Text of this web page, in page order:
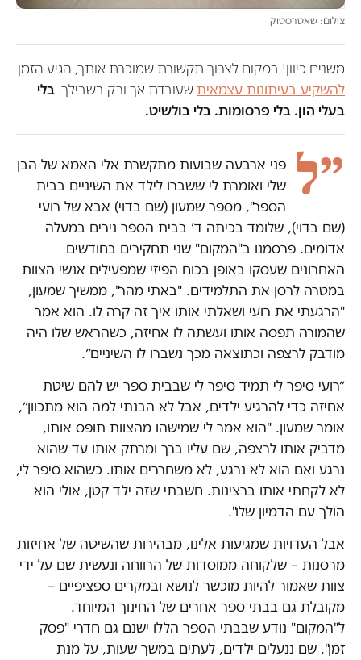
צילום: שאטרסטוק
משנים כיוון! במקום לצרוך תקשורת שמוכרת אותך, הגיע הזמן
להשקיע בעיתונות עצמאיתשעובדת אך ורק בשבילך. בלי
בעלי הון. בלי פרסומות. בלי בולשיט.
״ל פני ארבעה שבועות מתקשרת אלי האמא של הבן
שלי ואומרת לי ששברו לילד את השיניים בבית
הספר", מספר שמעון (שם בדוי) אבא של רועי
(שם בדוי), שלומד בכיתה ד׳ בבית הספר נירים במעלה
אדומים. פרסמנו ב"המקום" שני תחקירים בחודשים
האחרונים שעסקו באופן בכוח הפיזי שמפעילים אנשי הצוות
במטרה לרסן את התלמידים. "באתי מהר", ממשיך שמעון,
"הרגעתי את רועי ושאלתי אותו איך זה קרה לו. הוא אמר
שהמורה תפסה אותו ועשתה לו אחיזה, כשהראש שלו היה
מודבק לרצפה וכתוצאה מכך נשברו לו השיניים״.
״רועי סיפר לי תמיד סיפר לי שבבית ספר יש להם שיטת
אחיזה כדי להרגיע ילדים, אבל לא הבנתי למה הוא מתכוון״,
אומר שמעון. "הוא אמר לי שמישהו מהצוות תופס אותו,
מדביק אותו לרצפה, שם עליו ברך ומרתק אותו עד שהוא
נרגע ואם הוא לא נרגע, לא משחררים אותו. כשהוא סיפר לי,
לא לקחתי אותו ברצינות. חשבתי שזה ילד קטן, אולי הוא
הולך עם הדמיון שלו".
אבל העדויות שמגיעות אלינו, מבהירות שהשיטה של אחיזות
מרסנות – שלקוחה ממוסדות של הרווחה ונעשית שם על ידי
צוות שאמור להיות מוכשר לנושא ובמקרים ספציפיים –
מקובלת גם בבתי ספר אחרים של החינוך המיוחד.
ל"המקום" נודע שבבתי הספר הללו ישנם גם חדרי "פסק
זמן", שם ננעלים ילדים, לעתים במשך שעות, על מנת